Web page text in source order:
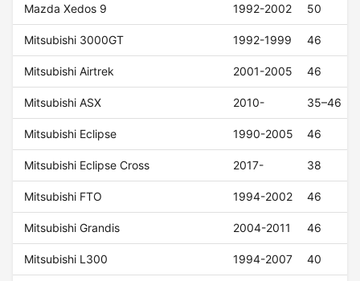
Mazda Xedos 9 1992-2002 50
Mitsubishi 3000GT 1992-1999 46
Mitsubishi Airtrek 2001-2005 46
Mitsubishi ASX 2010- 35–46
Mitsubishi Eclipse 1990-2005 46
Mitsubishi Eclipse Cross 2017- 38
Mitsubishi FTO 1994-2002 46
Mitsubishi Grandis 2004-2011 46
Mitsubishi L300 1994-2007 40